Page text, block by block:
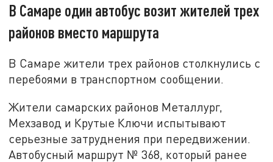
В Самаре один автобус возит жителей трех
районов вместо маршрута
В Самаре жители трех районов столкнулись с
перебоями в транспортном сообщении.
Жители самарских районов Металлург,
Мехзавод и Крутые Ключи испытывают
серьезные затруднения при передвижении.
Автобусный маршрут № 368, который ранее